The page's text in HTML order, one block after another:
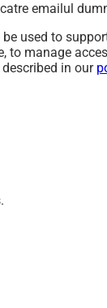
emailul
used to
to manage
in our